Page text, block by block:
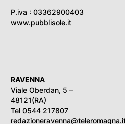
P.iva : 03362900403
www.pubblisole.it
RAVENNA
Viale Oberdan, 5 –
48121(RA)
Tel 0544 217807